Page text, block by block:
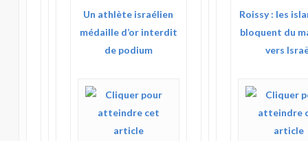
Un athlète israélien
médaille d’or interdit
de podium
Roissy : les
bloquent du
vers